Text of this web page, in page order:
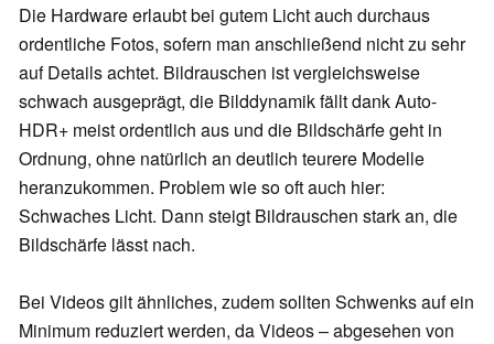
Die Hardware erlaubt bei gutem Licht auch durchaus
ordentliche Fotos, sofern man anschließend nicht zu sehr
auf Details achtet. Bildrauschen ist vergleichsweise
schwach ausgeprägt, die Bilddynamik fällt dank Auto-
HDR+ meist ordentlich aus und die Bildschärfe geht in
Ordnung, ohne natürlich an deutlich teurere Modelle
heranzukommen. Problem wie so oft auch hier:
Schwaches Licht. Dann steigt Bildrauschen stark an, die
Bildschärfe lässt nach.
Bei Videos gilt ähnliches, zudem sollten Schwenks auf ein
Minimum reduziert werden, da Videos – abgesehen von